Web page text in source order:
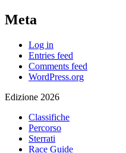
Meta
Log in
Entries feed
Comments feed
WordPress.org
Edizione 2026
Classifiche
Percorso
Sterrati
Race Guide